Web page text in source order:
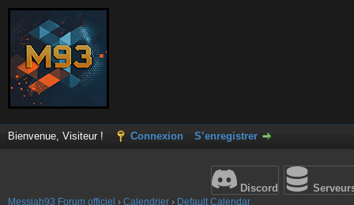
Bienvenue, Visiteur ! Connexion S’enregistrer
Discord
Messiah93 Forum officiel › Calendrier › Default Calendar